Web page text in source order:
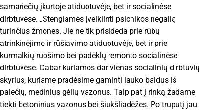
samariečių įkurtoje atiduotuvėje, bet ir socialinėse
dirbtuvėse. „Stengiamės įveiklinti psichikos negalią
turinčius žmones. Jie ne tik prisideda prie rūbų
atrinkinėjimo ir rūšiavimo atiduotuvėje, bet ir prie
kurmalkių ruošimo bei padėklų remonto socialinėse
dirbtuvėse. Dabar kuriamos dar vienas socialinių dirbtuvių
skyrius, kuriame pradėsime gaminti lauko baldus iš
palečių, medinius gėlių vazonus. Taip pat į rinką žadame
tiekti betoninius vazonus bei šiukšliadėžes. Po truputį jau